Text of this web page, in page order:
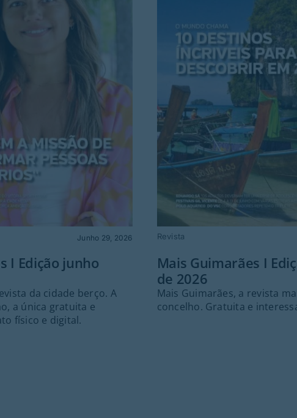
Junho 29, 2026
I Edição junho
da cidade berço. A
a única gratuita e
físico e digital.
Revista
Mais Guimarães I
de 2026
Mais Guimarães, a revista
concelho. Gratuita e